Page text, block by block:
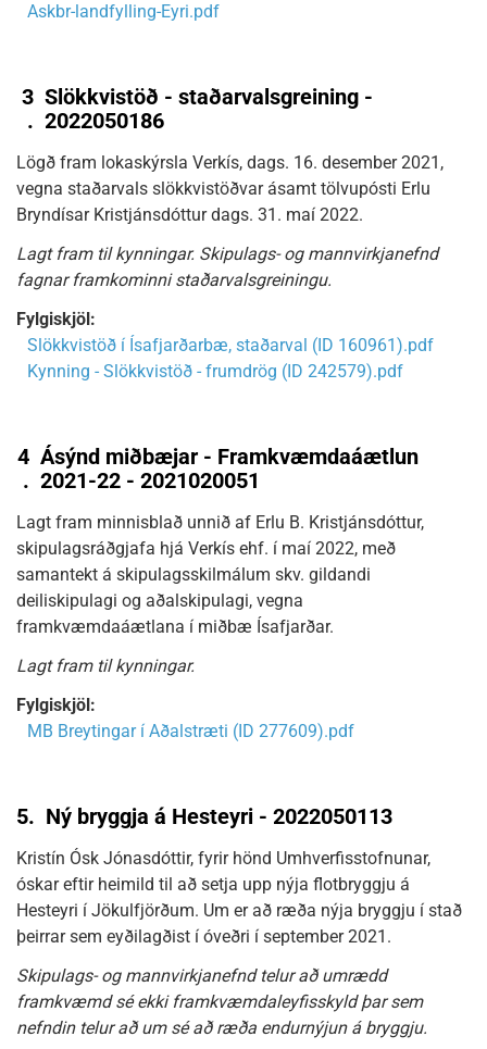
Askbr-landfylling-Eyri.pdf
3
.
Slökkvistöð - staðarvalsgreining -
2022050186
Lögð fram lokaskýrsla Verkís, dags. 16. desember 2021,
vegna staðarvals slökkvistöðvar ásamt tölvupósti Erlu
Bryndísar Kristjánsdóttur dags. 31. maí 2022.
Lagt fram til kynningar. Skipulags- og mannvirkjanefnd
fagnar framkominni staðarvalsgreiningu.
Fylgiskjöl:
Slökkvistöð í Ísafjarðarbæ, staðarval (ID 160961).pdf
Kynning - Slökkvistöð - frumdrög (ID 242579).pdf
4
.
Ásýnd miðbæjar - Framkvæmdaáætlun
2021-22 - 2021020051
Lagt fram minnisblað unnið af Erlu B. Kristjánsdóttur,
skipulagsráðgjafa hjá Verkís ehf. í maí 2022, með
samantekt á skipulagsskilmálum skv. gildandi
deiliskipulagi og aðalskipulagi, vegna
framkvæmdaáætlana í miðbæ Ísafjarðar.
Lagt fram til kynningar.
Fylgiskjöl:
MB Breytingar í Aðalstræti (ID 277609).pdf
5. Ný bryggja á Hesteyri - 2022050113
Kristín Ósk Jónasdóttir, fyrir hönd Umhverfisstofnunar,
óskar eftir heimild til að setja upp nýja flotbryggju á
Hesteyri í Jökulfjörðum. Um er að ræða nýja bryggju í stað
þeirrar sem eyðilagðist í óveðri í september 2021.
Skipulags- og mannvirkjanefnd telur að umrædd
framkvæmd sé ekki framkvæmdaleyfisskyld þar sem
nefndin telur að um sé að ræða endurnýjun á bryggju.